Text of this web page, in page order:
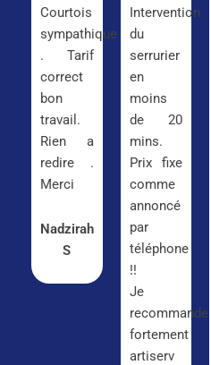
Courtois
sympathique
. Tarif
correct
bon
travail.
Rien a
redire .
Merci
Nadzirah
S
Intervention
du
serrurier
en
moins
de 20
mins.
Prix fixe
comme
annoncé
par
téléphone
!!
Je
recommande
fortement
artiserv